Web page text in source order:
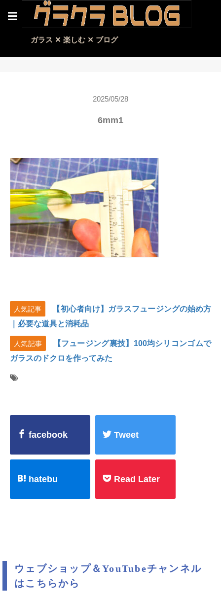
☰
ガラス ✕ 楽しむ ✕ ブログ
2025/05/28
6mm1
人気記事
【初心者向け】ガラスフュージングの始め方
｜必要な道具と消耗品
人気記事
【フュージング裏技】100均シリコンゴムで
ガラスのドクロを作ってみた
facebook Tweet
hatebu Read Later
ウェブショップ＆YouTubeチャンネル
はこちらから